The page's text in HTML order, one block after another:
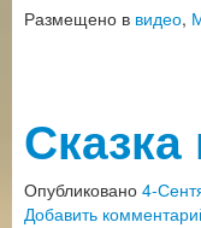
Размещено в видео,
Опубликовано 4-
Добавить